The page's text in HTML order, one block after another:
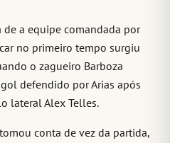
a equipe comandada por
no primeiro tempo surgiu
o zagueiro Barboza
defendido por Arias após
lateral Alex Telles.
conta de vez da partida,